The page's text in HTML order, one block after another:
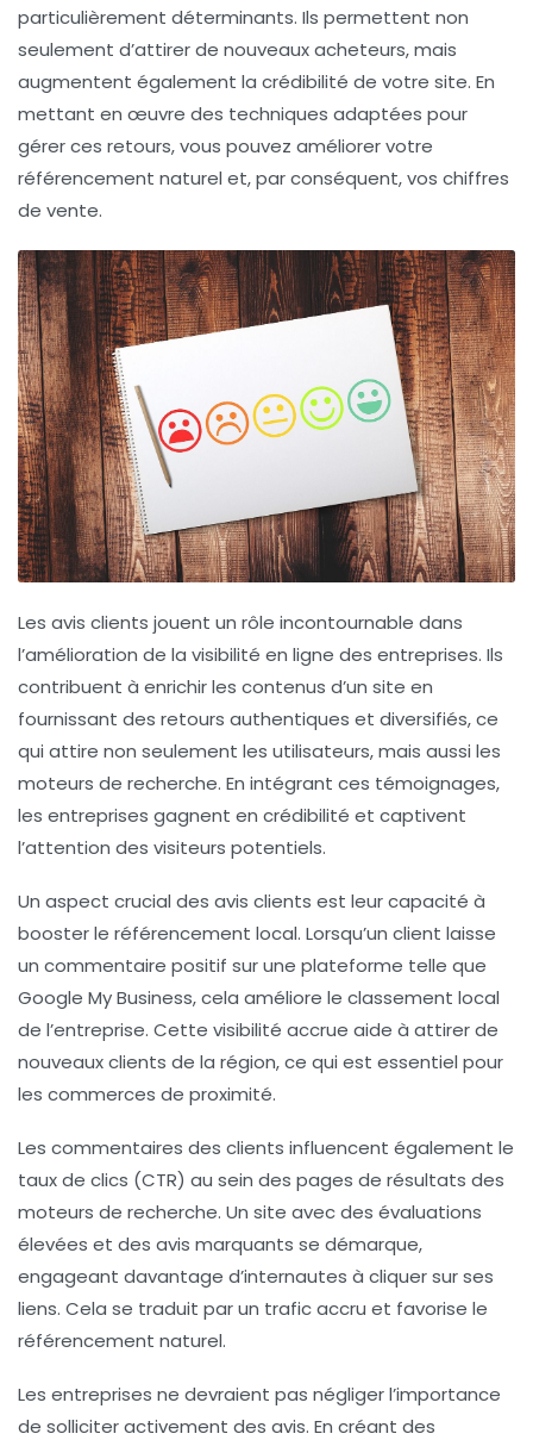
particulièrement déterminants. Ils permettent non
seulement d’attirer de nouveaux acheteurs, mais
augmentent également la crédibilité de votre site. En
mettant en œuvre des techniques adaptées pour
gérer ces retours, vous pouvez améliorer votre
référencement naturel et, par conséquent, vos chiffres
de vente.
Les avis clients jouent un rôle incontournable dans
l’amélioration de la visibilité en ligne des entreprises. Ils
contribuent à enrichir les contenus d’un site en
fournissant des retours authentiques et diversifiés, ce
qui attire non seulement les utilisateurs, mais aussi les
moteurs de recherche. En intégrant ces témoignages,
les entreprises gagnent en crédibilité et captivent
l’attention des visiteurs potentiels.
Un aspect crucial des avis clients est leur capacité à
booster le référencement local. Lorsqu’un client laisse
un commentaire positif sur une plateforme telle que
Google My Business, cela améliore le classement local
de l’entreprise. Cette visibilité accrue aide à attirer de
nouveaux clients de la région, ce qui est essentiel pour
les commerces de proximité.
Les commentaires des clients influencent également le
taux de clics (CTR) au sein des pages de résultats des
moteurs de recherche. Un site avec des évaluations
élevées et des avis marquants se démarque,
engageant davantage d’internautes à cliquer sur ses
liens. Cela se traduit par un trafic accru et favorise le
référencement naturel.
Les entreprises ne devraient pas négliger l’importance
de solliciter activement des avis. En créant des